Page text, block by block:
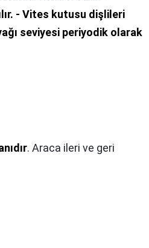
- Vites kutusu dişlileri
seviyesi periyodik olarak
. Araca ileri ve geri